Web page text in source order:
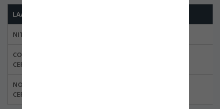
LAAX SA
NIT
CODIGO DEL
CERTIFICADO
NORMA
CERTIFICADA